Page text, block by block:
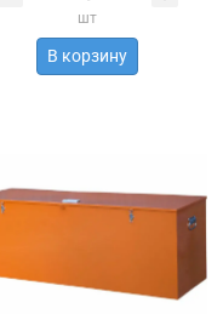
шт
В корзину